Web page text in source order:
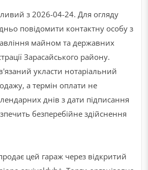
з 2026-04-24. Для огляду
повідомити контактну особу з
майном та державних
Зарасайського району.
укласти нотаріальний
а термін оплати не
днів з дати підписання
безперебійне здійснення
цей гараж через відкритий